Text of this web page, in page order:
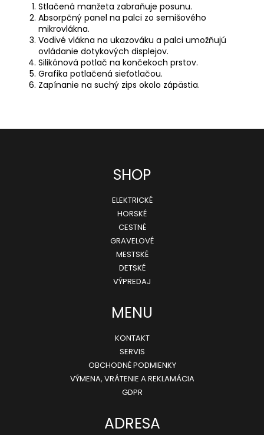
Stlačená manžeta zabraňuje posunu.
Absorpčný panel na palci zo semišového
mikrovlákna.
Vodivé vlákna na ukazováku a palci umožňujú
ovládanie dotykových displejov.
Silikónová potlač na končekoch prstov.
Grafika potlačená sieťotlačou.
Zapínanie na suchý zips okolo zápästia.
SHOP
ELEKTRICKÉ
HORSKÉ
CESTNÉ
GRAVELOVÉ
MESTSKÉ
DETSKÉ
VÝPREDAJ
MENU
KONTAKT
SERVIS
OBCHODNÉ PODMIENKY
VÝMENA, VRÁTENIE A REKLAMÁCIA
GDPR
ADRESA